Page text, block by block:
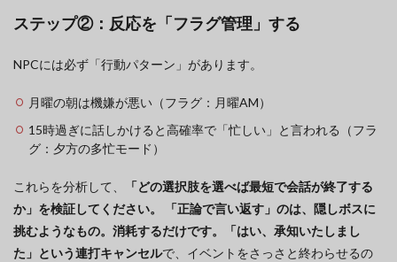
ステップ②：反応を「フラグ管理」する
NPCには必ず「行動パターン」があります。
月曜の朝は機嫌が悪い（フラグ：月曜AM）
15時過ぎに話しかけると高確率で「忙しい」と言われる（フラ
グ：夕方の多忙モード）
これらを分析して、
「どの選択肢を選べば最短で会話が終了する
か」を検証してください。 「正論で言い返す」のは、隠しボスに
挑むようなもの。消耗するだけです。「はい、承知いたしまし
た」という連打キャンセルで、イベントをさっさと終わらせるの